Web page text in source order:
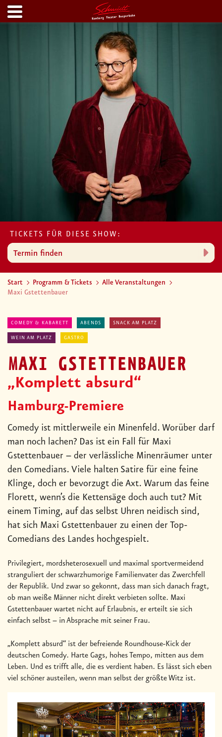
TICKETS FÜR DIESE SHOW:
Termin finden
Start Programm & Tickets
Alle Veranstaltungen
Maxi Gstettenbauer
COMEDY & KABARETT ABENDS SNACK AM PLATZ
WEIN AM PLATZ GASTRO
MAXI GSTETTENBAUER
„Komplett absurd“
Hamburg-Premiere
Comedy ist mittlerweile ein Minenfeld. Worüber darf
man noch lachen? Das ist ein Fall für Maxi
Gstettenbauer – der verlässliche Minenräumer unter
den Comedians. Viele halten Satire für eine feine
Klinge, doch er bevorzugt die Axt. Warum das feine
Florett, wenn’s die Kettensäge doch auch tut? Mit
einem Timing, auf das selbst Uhren neidisch sind,
hat sich Maxi Gstettenbauer zu einen der Top-
Comedians des Landes hochgespielt.
Privilegiert, mordsheterosexuell und maximal sportvermeidend
stranguliert der schwarzhumorige Familienvater das Zwerchfell
der Republik. Und zwar so gekonnt, dass man sich danach fragt,
ob man weiße Männer nicht direkt verbieten sollte. Maxi
Gstettenbauer wartet nicht auf Erlaubnis, er erteilt sie sich
einfach selbst – in Absprache mit seiner Frau.
„Komplett absurd“ ist der befreiende Roundhouse-Kick der
deutschen Comedy. Harte Gags, hohes Tempo, mitten aus dem
Leben. Und es trifft alle, die es verdient haben. Es lässt sich eben
viel schöner austeilen, wenn man selbst der größte Witz ist.